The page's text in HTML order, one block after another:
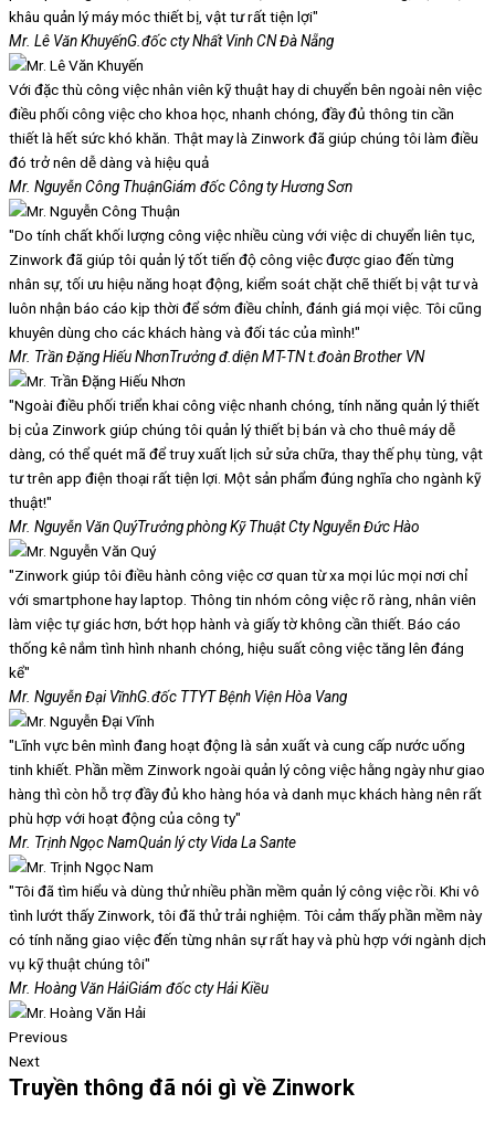
khâu quản lý máy móc thiết bị, vật tư rất tiện lợi"
Mr. Lê Văn KhuyếnG.đốc cty Nhất Vinh CN Đà Nẵng
Với đặc thù công việc nhân viên kỹ thuật hay di chuyển bên ngoài nên việc
điều phối công việc cho khoa học, nhanh chóng, đầy đủ thông tin cần
thiết là hết sức khó khăn. Thật may là Zinwork đã giúp chúng tôi làm điều
đó trở nên dễ dàng và hiệu quả
Mr. Nguyễn Công ThuậnGiám đốc Công ty Hương Sơn
"Do tính chất khối lượng công việc nhiều cùng với việc di chuyển liên tục,
Zinwork đã giúp tôi quản lý tốt tiến độ công việc được giao đến từng
nhân sự, tối ưu hiệu năng hoạt động, kiểm soát chặt chẽ thiết bị vật tư và
luôn nhận báo cáo kịp thời để sớm điều chỉnh, đánh giá mọi việc. Tôi cũng
khuyên dùng cho các khách hàng và đối tác của mình!"
Mr. Trần Đặng Hiếu NhơnTrưởng đ.diện MT-TN t.đoàn Brother VN
"Ngoài điều phối triển khai công việc nhanh chóng, tính năng quản lý thiết
bị của Zinwork giúp chúng tôi quản lý thiết bị bán và cho thuê máy dễ
dàng, có thể quét mã để truy xuất lịch sử sửa chữa, thay thế phụ tùng, vật
tư trên app điện thoại rất tiện lợi. Một sản phẩm đúng nghĩa cho ngành kỹ
thuật!"
Mr. Nguyễn Văn QuýTrưởng phòng Kỹ Thuật Cty Nguyễn Đức Hào
"Zinwork giúp tôi điều hành công việc cơ quan từ xa mọi lúc mọi nơi chỉ
với smartphone hay laptop. Thông tin nhóm công việc rõ ràng, nhân viên
làm việc tự giác hơn, bớt họp hành và giấy tờ không cần thiết. Báo cáo
thống kê nắm tình hình nhanh chóng, hiệu suất công việc tăng lên đáng
kể"
Mr. Nguyễn Đại VĩnhG.đốc TTYT Bệnh Viện Hòa Vang
"Lĩnh vực bên mình đang hoạt động là sản xuất và cung cấp nước uống
tinh khiết. Phần mềm Zinwork ngoài quản lý công việc hằng ngày như giao
hàng thì còn hỗ trợ đầy đủ kho hàng hóa và danh mục khách hàng nên rất
phù hợp với hoạt động của công ty"
Mr. Trịnh Ngọc NamQuản lý cty Vida La Sante
"Tôi đã tìm hiểu và dùng thử nhiều phần mềm quản lý công việc rồi. Khi vô
tình lướt thấy Zinwork, tôi đã thử trải nghiệm. Tôi cảm thấy phần mềm này
có tính năng giao việc đến từng nhân sự rất hay và phù hợp với ngành dịch
vụ kỹ thuật chúng tôi"
Mr. Hoàng Văn HảiGiám đốc cty Hải Kiều
Previous
Next
Truyền thông đã nói gì về Zinwork